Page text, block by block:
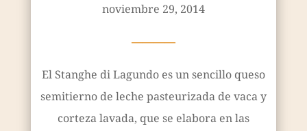
noviembre 29, 2014
————
El Stanghe di Lagundo es un sencillo queso
semitierno de leche pasteurizada de vaca y
corteza lavada, que se elabora en las